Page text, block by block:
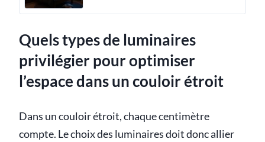
Quels types de luminaires
privilégier pour optimiser
l’espace dans un couloir étroit
Dans un couloir étroit, chaque centimètre
compte. Le choix des luminaires doit donc allier